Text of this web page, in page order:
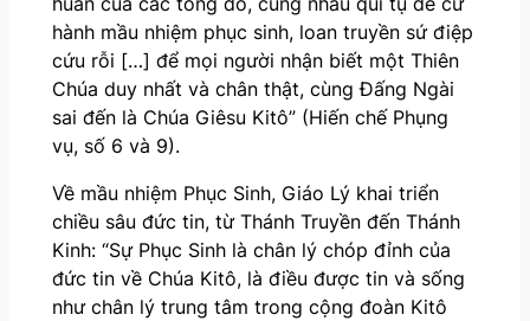
hành mầu nhiệm phục sinh, loan truyền sứ điệp
cứu rỗi […] để mọi người nhận biết một Thiên
Chúa duy nhất và chân thật, cùng Đấng Ngài
sai đến là Chúa Giêsu Kitô” (Hiến chế Phụng
vụ, số 6 và 9).
Về mầu nhiệm Phục Sinh, Giáo Lý khai triển
chiều sâu đức tin, từ Thánh Truyền đến Thánh
Kinh: “Sự Phục Sinh là chân lý chóp đỉnh của
đức tin về Chúa Kitô, là điều được tin và sống
như chân lý trung tâm trong cộng đoàn Kitô